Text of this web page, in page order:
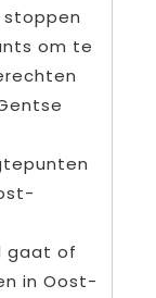
om te
gaat of
in Oost-